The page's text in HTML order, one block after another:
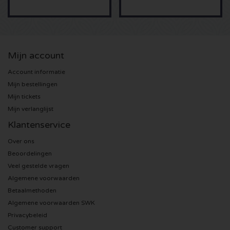
Sting kaartjes
The Cure kaartjes
Tame Impala kaartjes
Sam Fender kaartjes
My Chemical Romance kaartjes
Rob de Nijs kaartjes
Danny Vera kaartjes
Mijn account
Account informatie
Mijn bestellingen
Mijn tickets
Mijn verlanglijst
Klantenservice
Over ons
Beoordelingen
Veel gestelde vragen
Algemene voorwaarden
Betaalmethoden
Algemene voorwaarden SWK
Privacybeleid
Customer support